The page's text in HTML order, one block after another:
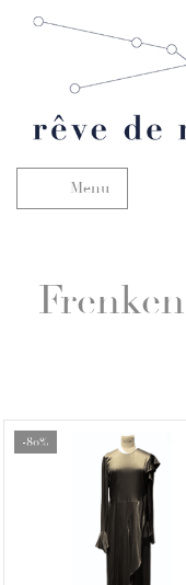
Skifte navigation
Menu
Frenken
-80%